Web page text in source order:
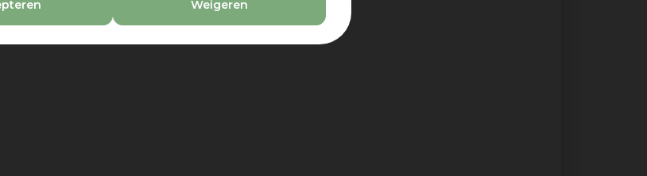
Weigeren